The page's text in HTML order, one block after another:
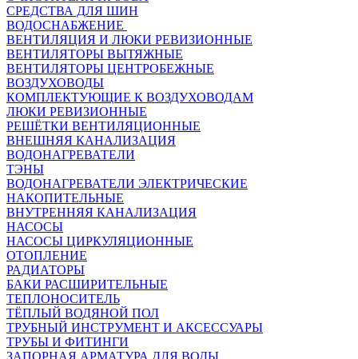
СРЕДСТВА ДЛЯ ШИН
ВОДОСНАБЖЕНИЕ
ВЕНТИЛЯЦИЯ И ЛЮКИ РЕВИЗИОННЫЕ
ВЕНТИЛЯТОРЫ ВЫТЯЖНЫЕ
ВЕНТИЛЯТОРЫ ЦЕНТРОБЕЖНЫЕ
ВОЗДУХОВОДЫ
КОМПЛЕКТУЮЩИЕ К ВОЗДУХОВОДАМ
ЛЮКИ РЕВИЗИОННЫЕ
РЕШЁТКИ ВЕНТИЛЯЦИОННЫЕ
ВНЕШНЯЯ КАНАЛИЗАЦИЯ
ВОДОНАГРЕВАТЕЛИ
ТЭНЫ
ВОДОНАГРЕВАТЕЛИ ЭЛЕКТРИЧЕСКИЕ
НАКОПИТЕЛЬНЫЕ
ВНУТРЕННЯЯ КАНАЛИЗАЦИЯ
НАСОСЫ
НАСОСЫ ЦИРКУЛЯЦИОННЫЕ
ОТОПЛЕНИЕ
РАДИАТОРЫ
БАКИ РАСШИРИТЕЛЬНЫЕ
ТЕПЛОНОСИТЕЛЬ
ТЁПЛЫЙ ВОДЯНОЙ ПОЛ
ТРУБНЫЙ ИНСТРУМЕНТ И АКСЕССУАРЫ
ТРУБЫ И ФИТИНГИ
ЗАПОРНАЯ АРМАТУРА ДЛЯ ВОДЫ